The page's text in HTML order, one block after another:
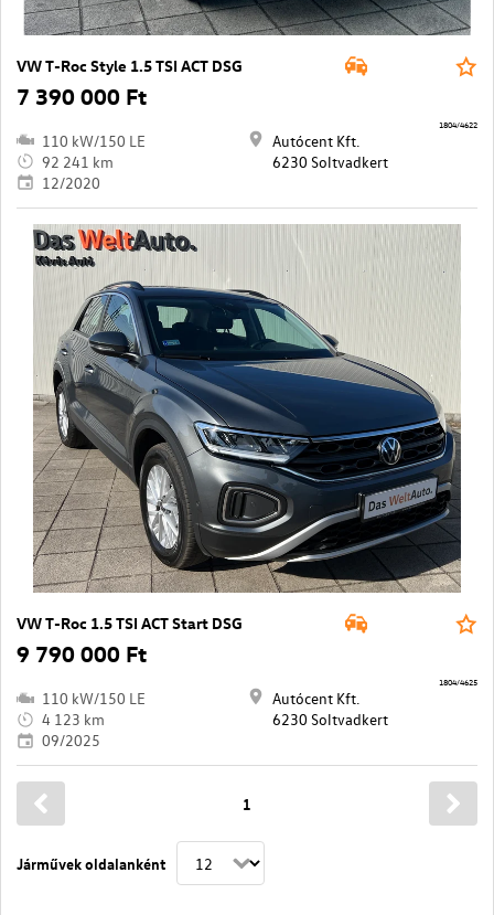
VW T-Roc Style 1.5 TSI ACT DSG
7 390 000 Ft
110 kW/150 LE
92 241 km
12/2020
Autócent Kft.
6230 Soltvadkert
1804/4622
VW T-Roc 1.5 TSI ACT Start DSG
9 790 000 Ft
110 kW/150 LE
4 123 km
09/2025
Autócent Kft.
6230 Soltvadkert
1804/4625
Járművek oldalanként
1